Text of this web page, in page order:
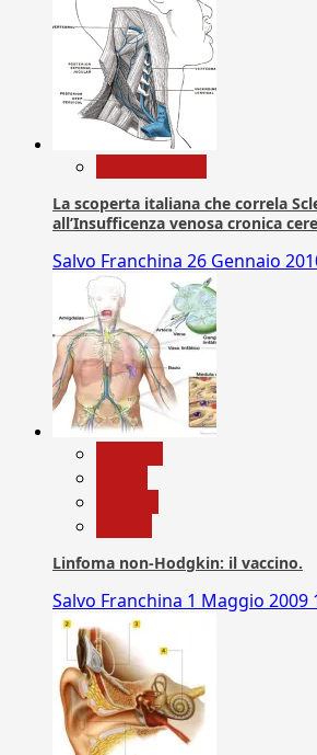
La scoperta italiana che correla
all’Insufficenza venosa cronica
Salvo Franchina 26 Gennaio
Linfoma non-Hodgkin: il vaccino.
Salvo Franchina 1 Maggio 2009